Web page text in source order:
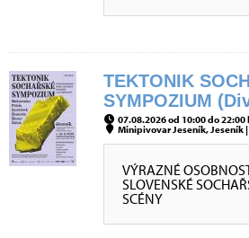
TEKTONIK
SYMPOZIUM
07.08.2026 od 10:00 do 22:00
Minipivovar Jeseník, Jeseník |
VÝRAZNÉ
SLOVENSKÉ
SCÉNY